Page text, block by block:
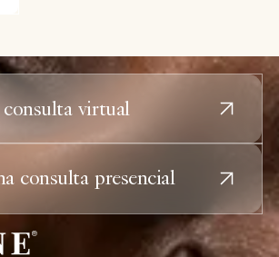
virtual
consulta presencial